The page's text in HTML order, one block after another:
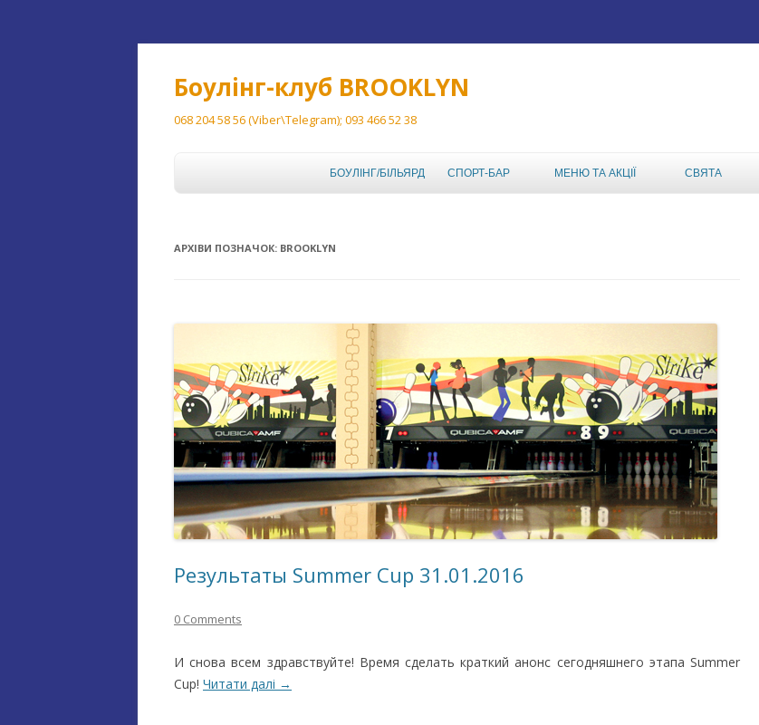
Боулінг-клуб BROOKLYN
068 204 58 56 (Viber\Telegram); 093 466 52 38
БОУЛІНГ/БІЛЬЯРД
ИНДВИВИДУАЛЬНЫЙ
ABL
SUMMER CUP
СПЕЦИАЛЬНЫЕ
ТУРНИРЫ
СПОРТ-БАР МЕНЮ ТА АКЦІЇ СВЯТА
КОРПОРАТИВНИЙ
ВІДПОЧИНОК У
БОУЛІНГ-КЛУБІ
АРХІВИ ПОЗНАЧОК: BROOKLYN
Результаты Summer Cup 31.01.2016
0 Comments
И снова всем здравствуйте! Время сделать краткий анонс сегодняшнего этапа Summer
Cup! Читати далі →